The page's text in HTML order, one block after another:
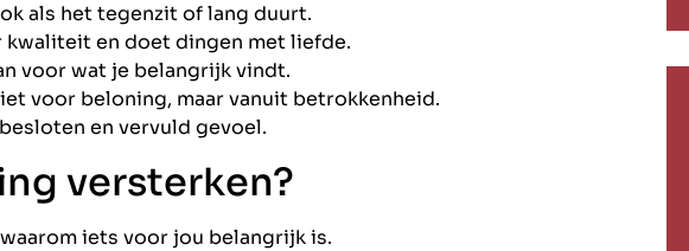
als het tegenzit of lang duurt.
kwaliteit en doet dingen met liefde.
voor wat je belangrijk vindt.
voor beloning, maar vanuit betrokkenheid.
en vervuld gevoel.
versterken?
iets voor jou belangrijk is.